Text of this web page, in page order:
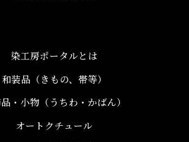
染工房ポータルとは
和装品（きもの、帯等）​
・小物​（うちわ・かばん）
オートクチュール